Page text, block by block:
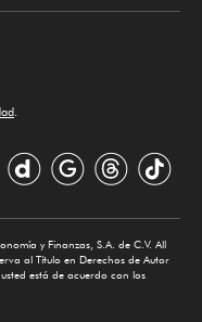
y Finanzas, S.A. de C.V. All
al Título en Derechos de Autor
está de acuerdo con los